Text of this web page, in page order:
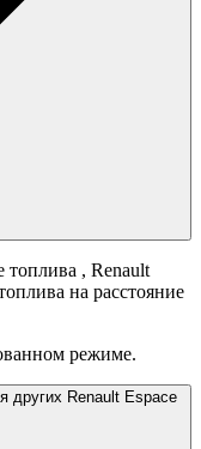
топлива , Renault
на расстояние
режиме.
других Renault Espace